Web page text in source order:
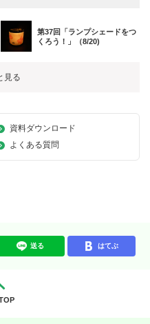
第37回「ランプシェードをつ
くろう！」（8/20)
資料ダウンロード
よくある質問
送る はてぶ